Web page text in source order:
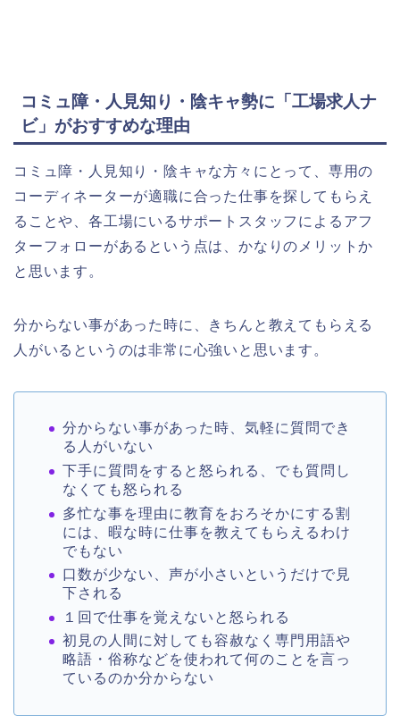
コミュ障・人見知り・陰キャ勢に「工場求人ナ
ビ」がおすすめな理由
コミュ障・人見知り・陰キャな方々にとって、専用の
コーディネーターが適職に合った仕事を探してもらえ
ることや、各工場にいるサポートスタッフによるアフ
ターフォローがあるという点は、かなりのメリットか
と思います。
分からない事があった時に、きちんと教えてもらえる
人がいるというのは非常に心強いと思います。
分からない事があった時、気軽に質問でき
る人がいない
下手に質問をすると怒られる、でも質問し
なくても怒られる
多忙な事を理由に教育をおろそかにする割
には、暇な時に仕事を教えてもらえるわけ
でもない
口数が少ない、声が小さいというだけで見
下される
１回で仕事を覚えないと怒られる
初見の人間に対しても容赦なく専門用語や
略語・俗称などを使われて何のことを言っ
ているのか分からない